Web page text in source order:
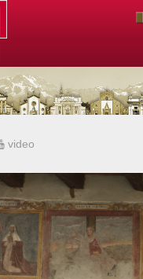
video
Privacy Choices